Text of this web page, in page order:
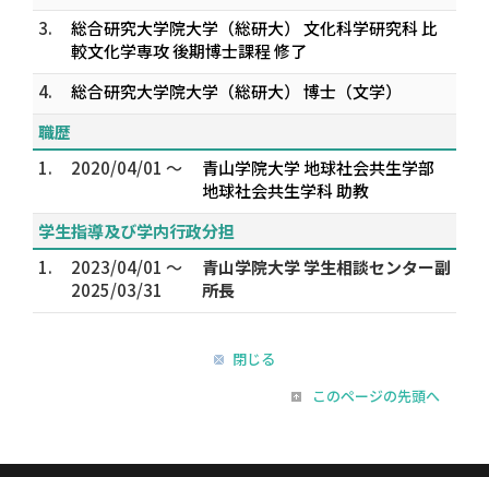
3.
総合研究大学院大学（総研大） 文化科学研究科 比
較文化学専攻 後期博士課程 修了
4.
総合研究大学院大学（総研大） 博士（文学）
職歴
1.
2020/04/01 ～
青山学院大学 地球社会共生学部
地球社会共生学科 助教
学生指導及び学内行政分担
1.
2023/04/01 ～
2025/03/31
青山学院大学 学生相談センター副
所長
閉じる
このページの先頭へ